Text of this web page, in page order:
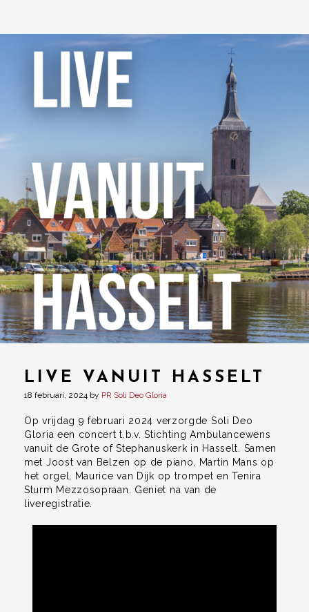
LIVE VANUIT HASSELT
18 februari, 2024 by PR Soli Deo Gloria
Op vrijdag 9 februari 2024 verzorgde Soli Deo
Gloria een concert t.b.v. Stichting Ambulancewens
vanuit de Grote of Stephanuskerk in Hasselt. Samen
met Joost van Belzen op de piano, Martin Mans op
het orgel, Maurice van Dijk op trompet en Tenira
Sturm Mezzosopraan. Geniet na van de
liveregistratie.